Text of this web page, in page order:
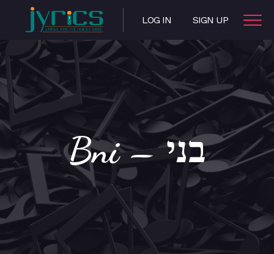
LOG IN SIGN UP
Bni – בני